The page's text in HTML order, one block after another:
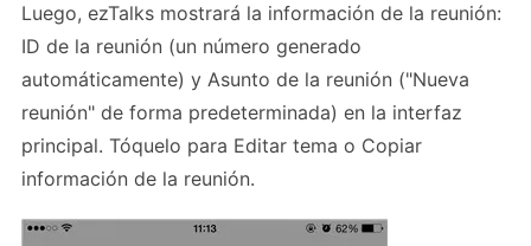
Luego, ezTalks mostrará la información de la reunión:
ID de la reunión (un número generado
automáticamente) y Asunto de la reunión ("Nueva
reunión" de forma predeterminada) en la interfaz
principal. Tóquelo para Editar tema o Copiar
información de la reunión.